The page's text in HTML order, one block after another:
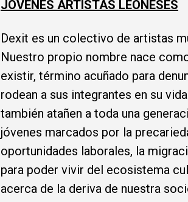
JÓVENES ARTISTAS LEONESES
Dexit es un colectivo de artistas
Nuestro propio nombre nace
existir, término acuñado para
rodean a sus integrantes en su
también atañen a toda una
jóvenes marcados por la
oportunidades laborales, la
para poder vivir del ecosistema
acerca de la deriva de nuestra